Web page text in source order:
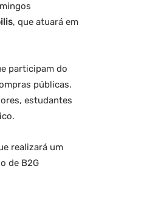
, que atuará em
participam do
públicas.
estudantes
realizará um
de B2G